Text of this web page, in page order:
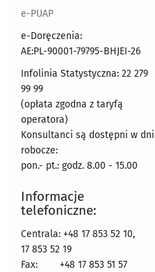
e-PUAP
e-Doręczenia:
AE:PL-90001-79795-BHJEI-26
Infolinia Statystyczna: 22 279
99 99
(opłata zgodna z taryfą
operatora)
Konsultanci są dostępni w dni
robocze:
pon.- pt.: godz. 8.00 - 15.00
Informacje
telefoniczne:
Centrala: +48 17 853 52 10,
17 853 52 19
Fax:
+48 17 853 51 57